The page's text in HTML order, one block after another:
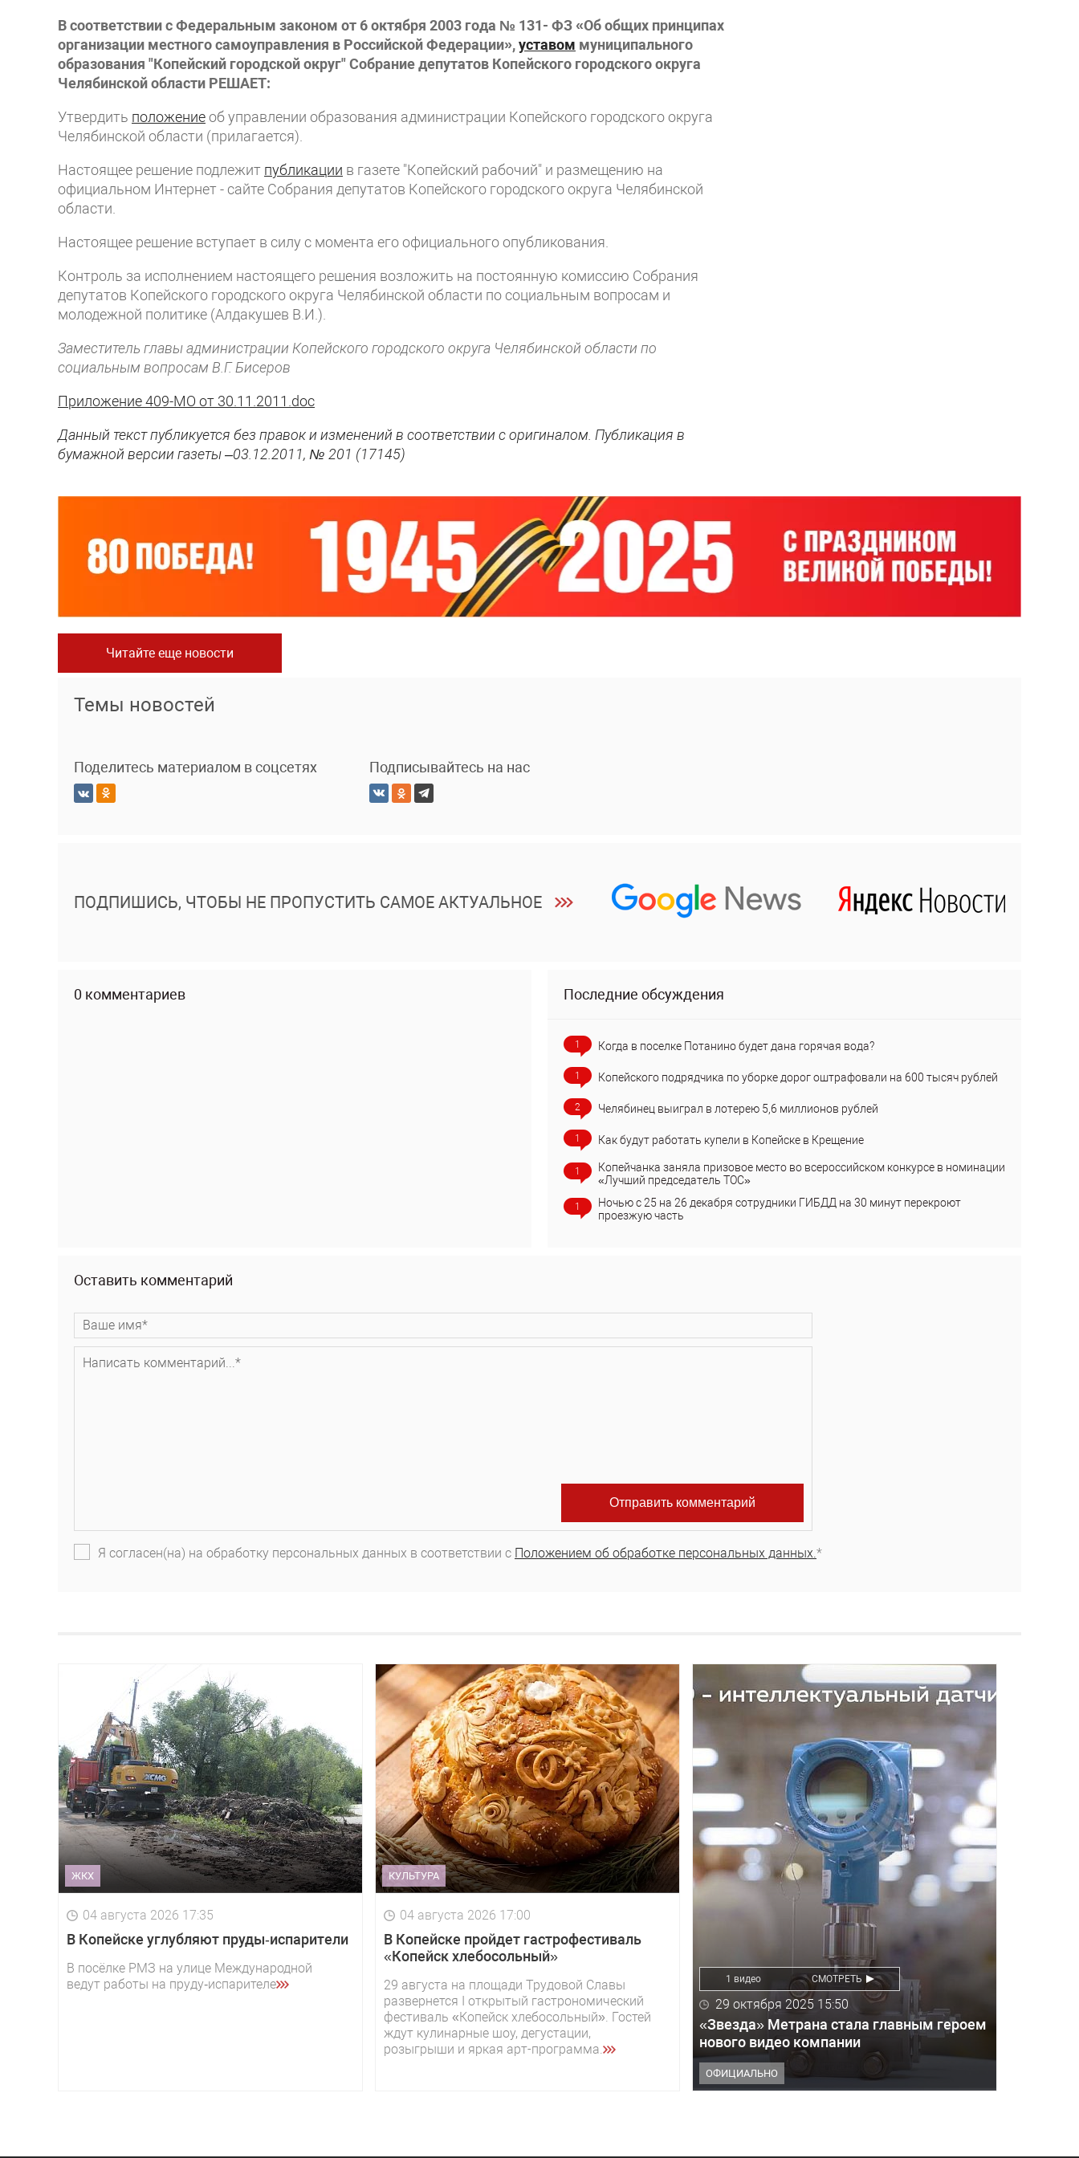
В соответствии с Федеральным законом от 6 октября 2003 года № 131- ФЗ «Об общих принципах
организации местного самоуправления в Российской Федерации»,уставом муниципального
образования "Копейский городской округ" Собрание депутатов Копейского городского округа
Челябинской области РЕШАЕТ:
Утвердить положениеоб управлении образования администрации Копейского городского округа
Челябинской области (прилагается).
Настоящее решение подлежит публикации в газете "Копейский рабочий" и размещению на
официальном Интернет - сайте Собрания депутатов Копейского городского округа Челябинской
области.
Настоящее решение вступает в силу с момента его официального опубликования.
Контроль за исполнением настоящего решения возложить на постоянную комиссию Собрания
депутатов Копейского городского округа Челябинской области по социальным вопросам и
молодежной политике (Алдакушев В.И.).
Заместитель главы администрации Копейского городского округа Челябинской области по
социальным вопросам В.Г. Бисеров
Приложение 409-МО от 30.11.2011.doc
Данный текст публикуется без правок и изменений в соответствии с оригиналом. Публикация в
бумажной версии газеты –03.12.2011, № 201 (17145)
Читайте еще новости
Темы новостей
Поделитесь материалом в соцсетях Подписывайтесь на нас
ПОДПИШИСЬ, ЧТОБЫ НЕ ПРОПУСТИТЬ САМОЕ АКТУАЛЬНОЕ
0 комментариев Последние обсуждения
1 Когда в поселке Потанино будет дана горячая вода?
1 Копейского подрядчика по уборке дорог оштрафовали на 600 тысяч рублей
2 Челябинец выиграл в лотерею 5,6 миллионов рублей
1 Как будут работать купели в Копейске в Крещение
1
Копейчанка заняла призовое место во всероссийском конкурсе в номинации
«Лучший председатель ТОС»
1
Ночью с 25 на 26 декабря сотрудники ГИБДД на 30 минут перекроют
проезжую часть
Оставить комментарий
Я согласен(на) на обработку персональных данных в соответствии с Положением об обработке персональных данных.*
ЖКХ
04 августа 2026 17:35
В Копейске углубляют пруды‑испарители
В посёлке РМЗ на улице Международной
ведут работы на пруду‑испарителе
КУЛЬТУРА
04 августа 2026 17:00
В Копейске пройдет гастрофестиваль
«Копейск хлебосольный»
29 августа на площади Трудовой Славы
развернется I открытый гастрономический
фестиваль «Копейск хлебосольный». Гостей
ждут кулинарные шоу, дегустации,
розыгрыши и яркая арт-программа.
1 видео СМОТРЕТЬ
29 октября 2025 15:50
«Звезда» Метрана стала главным героем
нового видео компании
ОФИЦИАЛЬНО